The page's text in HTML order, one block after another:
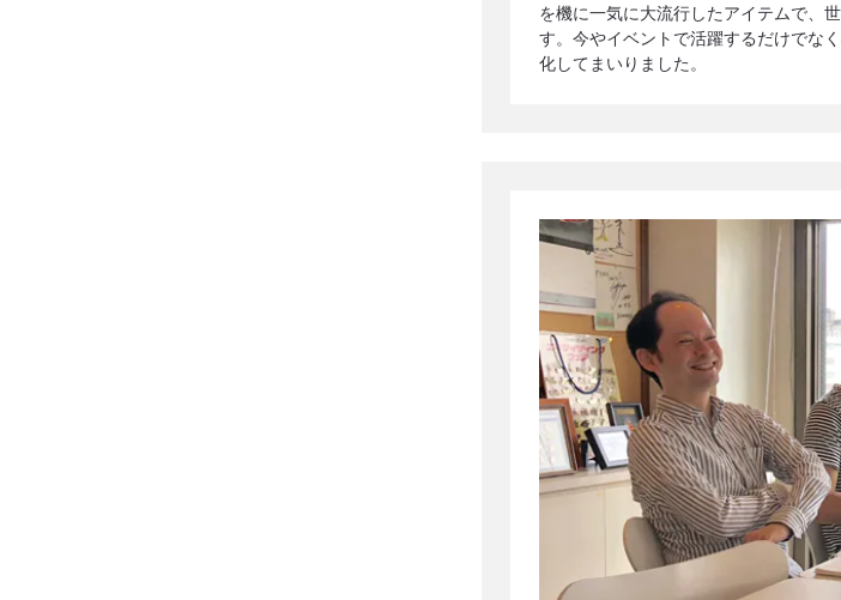
を機に一気に大流行したアイテムで、
す。今やイベントで活躍するだけでな
化してまいりました。